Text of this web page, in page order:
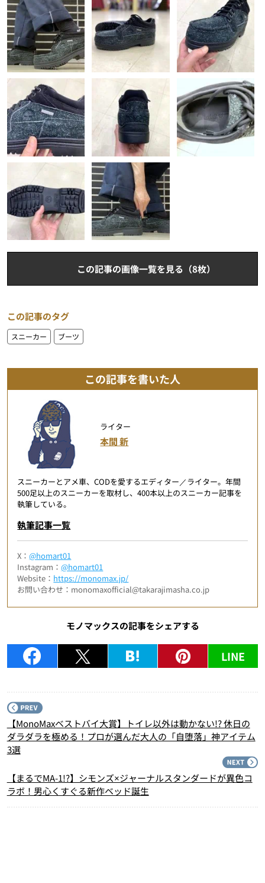
この記事の画像一覧を見る（8枚）
この記事のタグ
スニーカー ブーツ
この記事を書いた人
ライター
本間 新
スニーカーとアメ車、CODを愛するエディター／ライター。年間
500足以上のスニーカーを取材し、400本以上のスニーカー記事を
執筆している。
執筆記事一覧
X：@homart01
Instagram：@homart01
Website： https://monomax.jp/
お問い合わせ：monomaxofficial@takarajimasha.co.jp
モノマックスの記事をシェアする
LINE
【MonoMaxベストバイ大賞】トイレ以外は動かない!? 休日の
ダラダラを極める！プロが選んだ大人の「自堕落」神アイテム
3選
【まるでMA-1!?】シモンズ×ジャーナルスタンダードが異色コ
ラボ！男心くすぐる新作ベッド誕生